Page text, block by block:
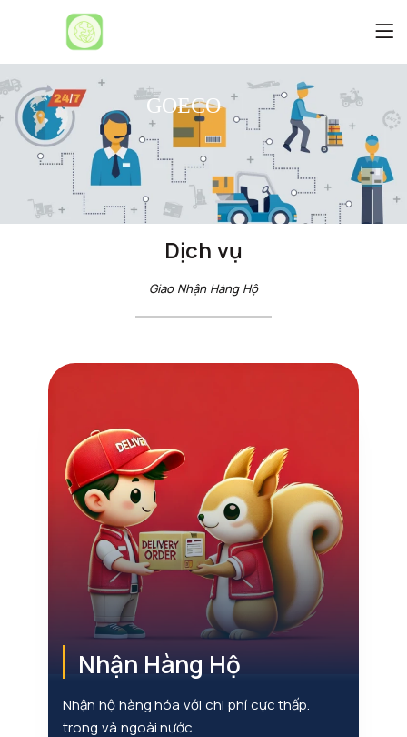
GOECO
GOECO
Dịch vụ
Giao Nhận Hàng Hộ
Nhận Hàng Hộ
Nhận hộ hàng hóa với chi phí cực thấp.
trong và ngoài nước.